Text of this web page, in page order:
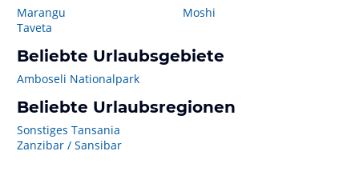
Marangu
Taveta
Moshi
Beliebte Urlaubsgebiete
Amboseli Nationalpark
Beliebte Urlaubsregionen
Sonstiges Tansania
Zanzibar / Sansibar